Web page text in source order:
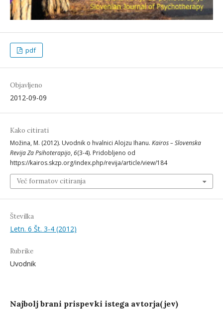
pdf
Objavljeno
2012-09-09
Kako citirati
Možina, M. (2012). Uvodnik o hvalnici Alojzu Ihanu. Kairos – Slovenska
Revija Za Psihoterapijo, 6(3-4). Pridobljeno od
https://kairos.skzp.org/index.php/revija/article/view/184
Več formatov citiranja
Številka
Letn. 6 Št. 3-4 (2012)
Rubrike
Uvodnik
Najbolj brani prispevki istega avtorja(jev)